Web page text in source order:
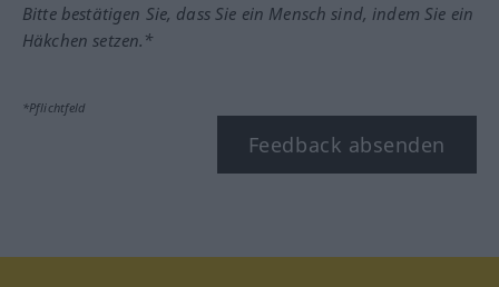
Bitte bestätigen Sie, dass Sie ein Mensch sind, indem Sie ein
Häkchen setzen.*
*Pflichtfeld
Feedback absenden